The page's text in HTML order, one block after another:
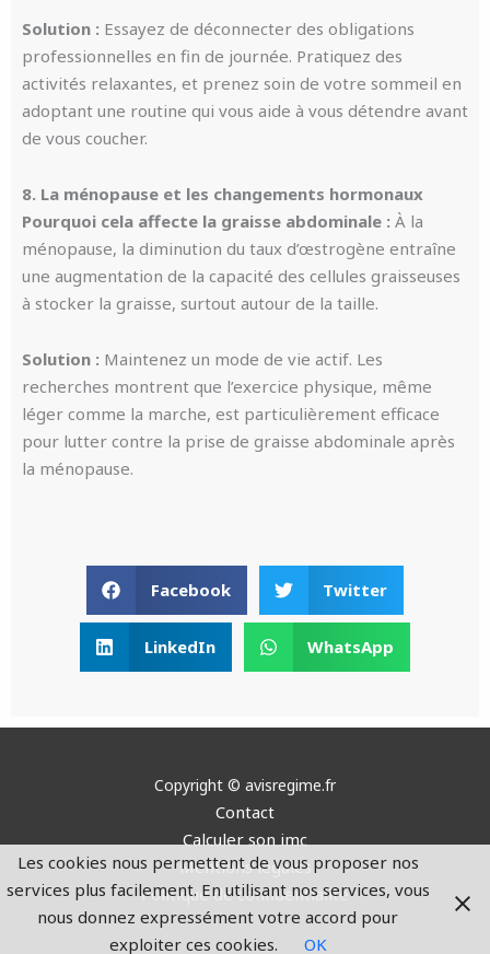
Solution : Essayez de déconnecter des obligations
professionnelles en fin de journée. Pratiquez des
activités relaxantes, et prenez soin de votre sommeil en
adoptant une routine qui vous aide à vous détendre avant
de vous coucher.
8. La ménopause et les changements hormonaux
Pourquoi cela affecte la graisse abdominale : À la
ménopause, la diminution du taux d’œstrogène entraîne
une augmentation de la capacité des cellules graisseuses
à stocker la graisse, surtout autour de la taille.
Solution : Maintenez un mode de vie actif. Les
recherches montrent que l’exercice physique, même
léger comme la marche, est particulièrement efficace
pour lutter contre la prise de graisse abdominale après
la ménopause.
Facebook Twitter
LinkedIn WhatsApp
Copyright © avisregime.fr
Contact
Calculer son imc
Mentions légales
Politique de confidentialité
Les cookies nous permettent de vous proposer nos
services plus facilement. En utilisant nos services, vous
nous donnez expressément votre accord pour
exploiter ces cookies.
OK